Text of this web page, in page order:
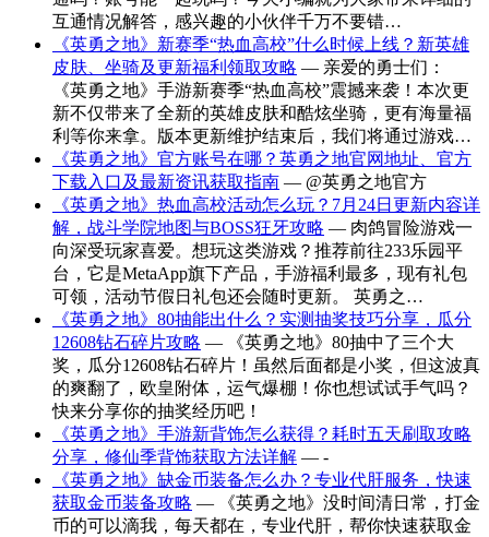
互通情况解答，感兴趣的小伙伴千万不要错…
《英勇之地》新赛季“热血高校”什么时候上线？新英雄
皮肤、坐骑及更新福利领取攻略 — 亲爱的勇士们：
《英勇之地》手游新赛季“热血高校”震撼来袭！本次更
新不仅带来了全新的英雄皮肤和酷炫坐骑，更有海量福
利等你来拿。版本更新维护结束后，我们将通过游戏…
《英勇之地》官方账号在哪？英勇之地官网地址、官方
下载入口及最新资讯获取指南 — @英勇之地官方
《英勇之地》热血高校活动怎么玩？7月24日更新内容详
解，战斗学院地图与BOSS狂牙攻略 — 肉鸽冒险游戏一
向深受玩家喜爱。想玩这类游戏？推荐前往233乐园平
台，它是MetaApp旗下产品，手游福利最多，现有礼包
可领，活动节假日礼包还会随时更新。 英勇之…
《英勇之地》80抽能出什么？实测抽奖技巧分享，瓜分
12608钻石碎片攻略 — 《英勇之地》80抽中了三个大
奖，瓜分12608钻石碎片！虽然后面都是小奖，但这波真
的爽翻了，欧皇附体，运气爆棚！你也想试试手气吗？
快来分享你的抽奖经历吧！
《英勇之地》手游新背饰怎么获得？耗时五天刷取攻略
分享，修仙季背饰获取方法详解 — -
《英勇之地》缺金币装备怎么办？专业代肝服务，快速
获取金币装备攻略 — 《英勇之地》没时间清日常，打金
币的可以滴我，每天都在，专业代肝，帮你快速获取金